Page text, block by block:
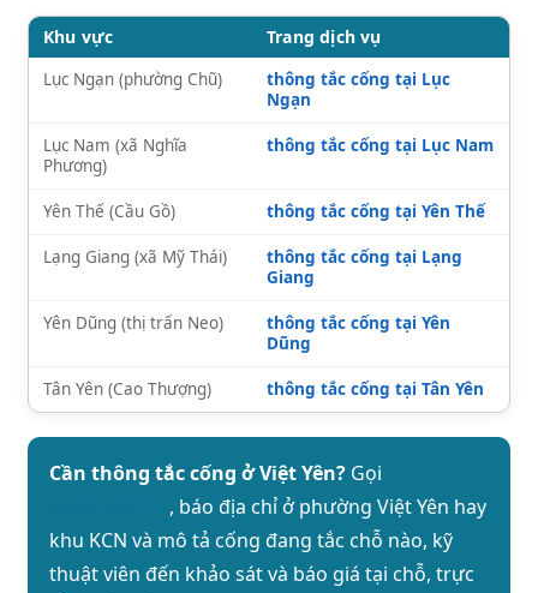
Khu vực Trang dịch vụ
Lục Ngạn (phường Chũ)
thông tắc cống tại Lục
Ngạn
Lục Nam (xã Nghĩa
Phương)
thông tắc cống tại Lục Nam
Yên Thế (Cầu Gồ) thông tắc cống tại Yên Thế
Lạng Giang (xã Mỹ Thái)
thông tắc cống tại Lạng
Giang
Yên Dũng (thị trấn Neo)
thông tắc cống tại Yên
Dũng
Tân Yên (Cao Thượng) thông tắc cống tại Tân Yên
Cần thông tắc cống ở Việt Yên? Gọi
, báo địa chỉ ở phường Việt Yên hay
khu KCN và mô tả cống đang tắc chỗ nào, kỹ
thuật viên đến khảo sát và báo giá tại chỗ, trực